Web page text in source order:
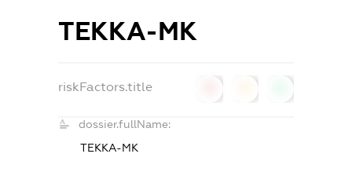
ТЕККА-МК
riskFactors.title
dossier.fullName:
ТЕККА-МК